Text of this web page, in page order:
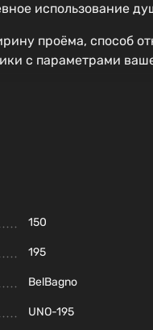
использование
проёма, способ
с параметрами
150
195
BelBagno
UNO-195